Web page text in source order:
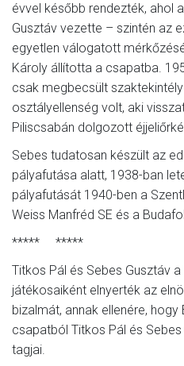
évvel később rendezték, ahol
Gusztáv vezette – szintén az
egyetlen válogatott
Károly állította a csapatba.
csak megbecsült
osztályellenség volt, aki
Piliscsabán dolgozott
Sebes tudatosan készült az
pályafutása alatt, 1938-ban
pályafutását 1940-ben a
Weiss Manfréd SE és a
***** *****
Titkos Pál és Sebes Gusztáv a
játékosaiként elnyerték az
bizalmát, annak ellenére,
csapatból Titkos Pál és
tagjai.